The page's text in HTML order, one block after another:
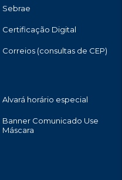
Sebrae
Certificação Digital
Correios (consultas de CEP)
Alvará horário especial
Banner Comunicado Use
Máscara